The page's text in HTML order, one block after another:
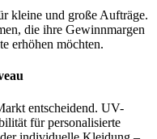
kleine und große Aufträge.
die ihre Gewinnmargen
erhöhen möchten.
entscheidend. UV-
für personalisierte